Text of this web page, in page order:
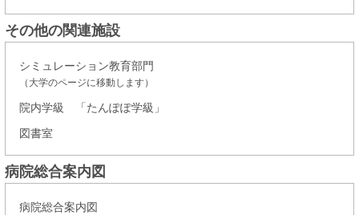
その他の関連施設
シミュレーション教育部門
（大学のページに移動します）
院内学級 「たんぽぽ学級」
図書室
病院総合案内図
病院総合案内図